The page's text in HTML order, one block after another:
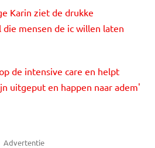
Karin ziet de drukke
mensen de ic willen laten
de intensive care en helpt
uitgeput en happen naar adem'
Advertentie